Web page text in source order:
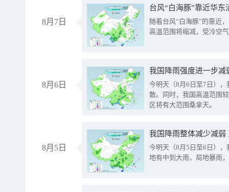
8月7日
台风“白海豚”靠近华
随着台风“白海豚”的靠近
高温范围将缩减，受冷空
8月6日
今明天（8月6日至7日）
散。同时，我国高温范围
区将有大范围桑拿天。
8月5日
我国降雨整体减少减弱
今明天（8月5日至6日）
地有中到大雨，局地暴雨